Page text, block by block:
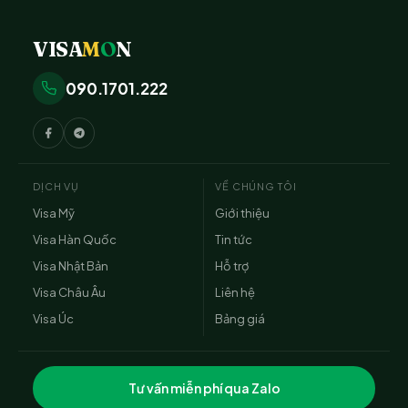
VISAMON
090.1701.222
DỊCH VỤ
Visa Mỹ
Visa Hàn Quốc
Visa Nhật Bản
Visa Châu Âu
Visa Úc
VỀ CHÚNG TÔI
Giới thiệu
Tin tức
Hỗ trợ
Liên hệ
Bảng giá
Tư vấn miễn phí qua Zalo